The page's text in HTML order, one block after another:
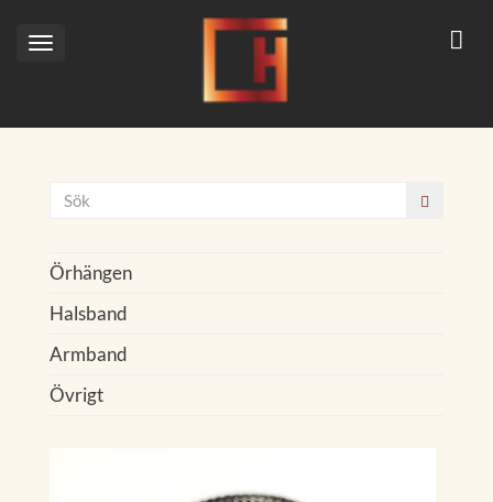
Toggle
Örhängen
Halsband
Armband
Övrigt